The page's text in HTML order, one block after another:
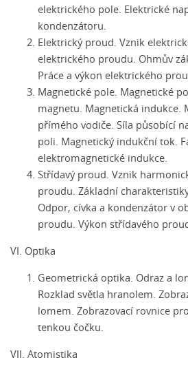
elektrického pole. Elektrické
kondenzátoru.
Elektrický proud. Vznik
elektrického proudu. Ohmův
Práce a výkon elektrického
Magnetické pole. Magnetické
magnetu. Magnetická indukce.
přímého vodiče. Síla působící
poli. Magnetický indukční tok.
elektromagnetické indukce.
Střídavý proud. Vznik
proudu. Základní
Odpor, cívka a kondenzátor v
proudu. Výkon střídavého
VI. Optika
Geometrická optika. Odraz a
Rozklad světla hranolem.
lomem. Zobrazovací rovnice
tenkou čočku.
VII. Atomistika